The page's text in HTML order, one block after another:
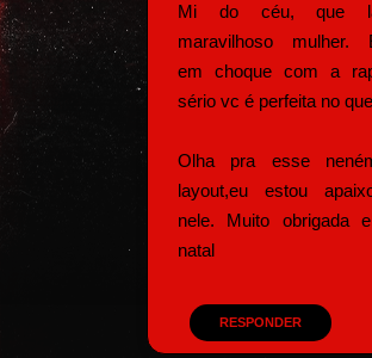
Mi do céu, que
maravilhoso mulher.
em choque com a
sério vc é perfeita no
Olha pra esse
layout,eu estou
nele. Muito obrigada
natal
RESPONDER